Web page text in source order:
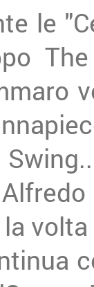
le